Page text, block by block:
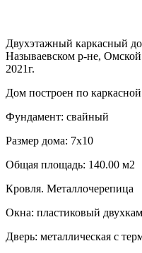
Двухэтажный каркасный
Называевском р-не,
2021г.
Дом построен по
Фундамент: свайный
Размер дома: 7х10
Общая площадь: 140.00 м2
Кровля. Металлочерепица
Окна: пластиковый
Дверь: металлическая с